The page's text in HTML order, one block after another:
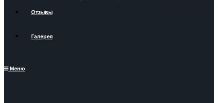
Отзывы
Галерея
Меню